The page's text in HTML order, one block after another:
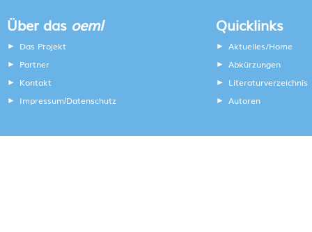
Über das oeml
Das Projekt
Partner
Kontakt
Impressum/Datenschutz
Quicklinks
Aktuelles/Home
Abkürzungen
Literaturverzeichnis
Autoren